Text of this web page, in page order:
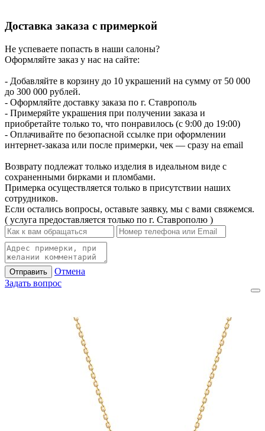
Доставка заказа с примеркой
Не успеваете попасть в наши салоны?
Оформляйте заказ у нас на сайте:
- Добавляйте в корзину до 10 украшений на сумму от 50 000
до 300 000 рублей.
- Оформляйте доставку заказа по г. Ставрополь
- Примеряйте украшения при получении заказа и
приобретайте только то, что понравилось (с 9:00 до 19:00)
- Оплачивайте по безопасной ссылке при оформлении
интернет-заказа или после примерки, чек — сразу на email
Возврату подлежат только изделия в идеальном виде с
сохраненными бирками и пломбами.
Примерка осуществляется только в присутствии наших
сотрудников.
Если остались вопросы, оставьте заявку, мы с вами свяжемся.
( услуга предоставляется только по г. Ставрополю )
Отправить
Отмена
Задать вопрос